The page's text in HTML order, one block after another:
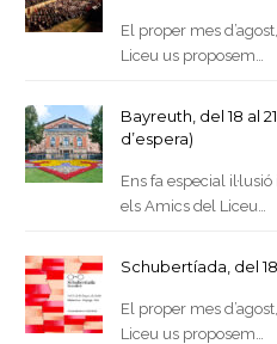
El proper mes
Liceu us proposem…
Bayreuth, del 18 al
d’espera)
Ens fa especial
els Amics del Liceu…
Schubertíada, del 18
El proper mes
Liceu us proposem…